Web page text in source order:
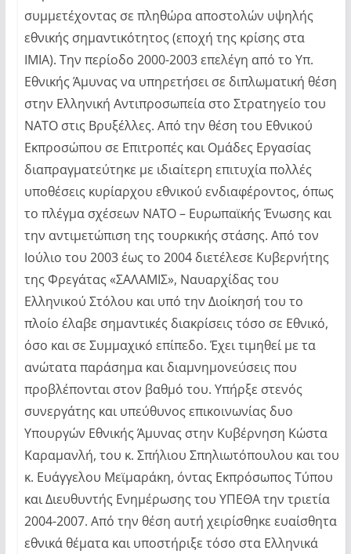
συμμετέχοντας σε πληθώρα αποστολών υψηλής
εθνικής σημαντικότητος (εποχή της κρίσης στα
ΙΜΙΑ). Την περίοδο 2000-2003 επελέγη από το Υπ.
Εθνικής Άμυνας να υπηρετήσει σε διπλωματική θέση
στην Ελληνική Αντιπροσωπεία στο Στρατηγείο του
ΝΑΤΟ στις Βρυξέλλες. Από την θέση του Εθνικού
Εκπροσώπου σε Επιτροπές και Ομάδες Εργασίας
διαπραγματεύτηκε με ιδιαίτερη επιτυχία πολλές
υποθέσεις κυρίαρχου εθνικού ενδιαφέροντος, όπως
το πλέγμα σχέσεων ΝΑΤΟ – Ευρωπαϊκής Ένωσης και
την αντιμετώπιση της τουρκικής στάσης. Από τον
Ιούλιο του 2003 έως το 2004 διετέλεσε Κυβερνήτης
της Φρεγάτας «ΣΑΛΑΜΙΣ», Ναυαρχίδας του
Ελληνικού Στόλου και υπό την Διοίκησή του το
πλοίο έλαβε σημαντικές διακρίσεις τόσο σε Εθνικό,
όσο και σε Συμμαχικό επίπεδο. Έχει τιμηθεί με τα
ανώτατα παράσημα και διαμνημονεύσεις που
προβλέπονται στον βαθμό του. Υπήρξε στενός
συνεργάτης και υπεύθυνος επικοινωνίας δυο
Υπουργών Εθνικής Άμυνας στην Κυβέρνηση Κώστα
Καραμανλή, του κ. Σπήλιου Σπηλιωτόπουλου και του
κ. Ευάγγελου Μεϊμαράκη, όντας Εκπρόσωπος Τύπου
και Διευθυντής Ενημέρωσης του ΥΠΕΘΑ την τριετία
2004-2007. Από την θέση αυτή χειρίσθηκε ευαίσθητα
εθνικά θέματα και υποστήριξε τόσο στα Ελληνικά